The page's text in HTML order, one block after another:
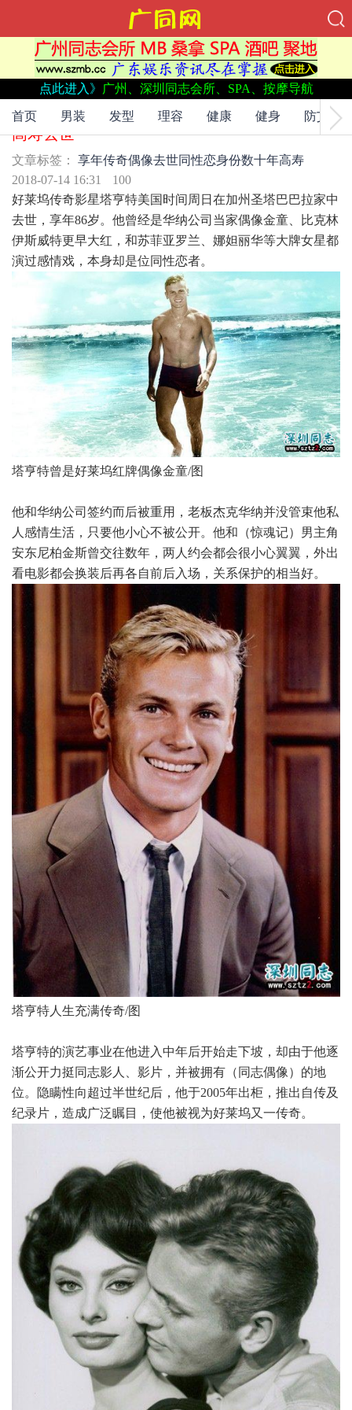
点此进入》 广州、深圳同志会所、SPA、按摩导航
首页 男装 发型 理容 健康 健身 防艾
文章标签：享年传奇偶像去世同性恋身份数十年高寿
又一传奇偶像隐瞒同性恋身份达数十年 享年86
高寿去世
文章标签： 享年传奇偶像去世同性恋身份数十年高寿
2018-07-14 16:31
100
好莱坞传奇影星塔亨特美国时间周日在加州圣塔巴巴拉家中
去世，享年86岁。他曾经是华纳公司当家偶像金童、比克林
伊斯威特更早大红，和苏菲亚罗兰、娜妲丽华等大牌女星都
演过感情戏，本身却是位同性恋者。
塔亨特曾是好莱坞红牌偶像金童/图
他和华纳公司签约而后被重用，老板杰克华纳并没管束他私
人感情生活，只要他小心不被公开。他和（惊魂记）男主角
安东尼柏金斯曾交往数年，两人约会都会很小心翼翼，外出
看电影都会换装后再各自前后入场，关系保护的相当好。
塔亨特人生充满传奇/图
塔亨特的演艺事业在他进入中年后开始走下坡，却由于他逐
渐公开力挺同志影人、影片，并被拥有（同志偶像）的地
位。隐瞒性向超过半世纪后，他于2005年出柜，推出自传及
纪录片，造成广泛瞩目，使他被视为好莱坞又一传奇。